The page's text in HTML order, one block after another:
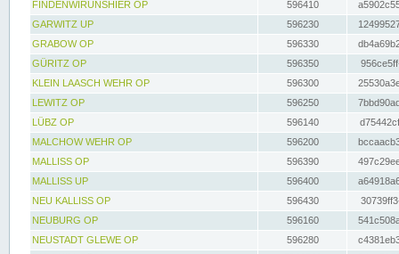
FINDENWIRUNSHIER OP
596410
GARWITZ UP
596230
GRABOW OP
596330
GÜRITZ OP
596350
KLEIN LAASCH WEHR OP
596300
LEWITZ OP
596250
LÜBZ OP
596140
MALCHOW WEHR OP
596200
MALLISS OP
596390
MALLISS UP
596400
NEU KALLISS OP
596430
NEUBURG OP
596160
NEUSTADT GLEWE OP
596280